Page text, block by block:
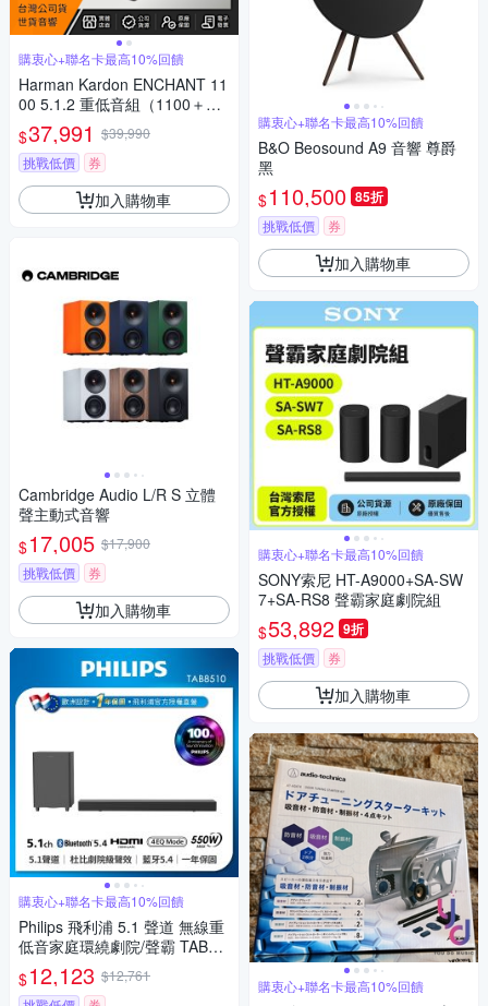
購衷心+聯名卡最高10%回饋
Harman Kardon ENCHANT 11
00 5.1.2 重低音組（1100＋SU
B）（世貨公司貨）
$37,991 $39,990
挑戰低價
券
加入購物車
Cambridge Audio L/R S 立體
聲主動式音響
$17,005 $17,900
挑戰低價
券
加入購物車
購衷心+聯名卡最高10%回饋
Philips 飛利浦 5.1 聲道 無線重
低音家庭環繞劇院/聲霸 TAB85
10
$12,123 $12,761
購衷心+聯名卡最高10%回饋
B&O Beosound A9 音響 尊爵
黑
$110,500 85折
挑戰低價 券
加入購物車
購衷心+聯名卡最高10%回饋
SONY索尼 HT-A9000+SA-SW
7+SA-RS8 聲霸家庭劇院組
$53,892 9折
挑戰低價 券
加入購物車
購衷心+聯名卡最高10%回饋